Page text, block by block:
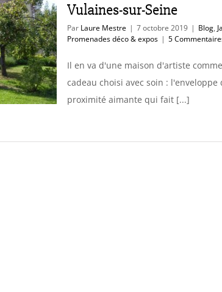
Vulaines-sur-Seine
Par Laure Mestre | 7 octobre 2019 | Blog,
Promenades déco & expos | 5
Il en va d'une maison d'artiste
cadeau choisi avec soin : l'enveloppe
proximité aimante qui fait [...]